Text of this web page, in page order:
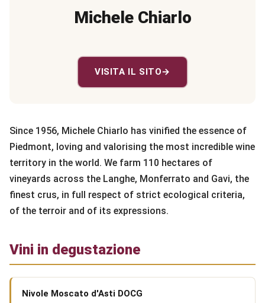
Michele Chiarlo
VISITA IL SITO→
Since 1956, Michele Chiarlo has vinified the essence of
Piedmont, loving and valorising the most incredible wine
territory in the world. We farm 110 hectares of
vineyards across the Langhe, Monferrato and Gavi, the
finest crus, in full respect of strict ecological criteria,
of the terroir and of its expressions.
Vini in degustazione
Nivole Moscato d'Asti DOCG